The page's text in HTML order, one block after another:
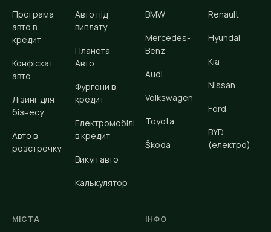
Програма
авто в
кредит
Конфіскат
авто
Лізинг для
бізнесу
Авто в
розстрочку
Авто під
виплату
Планета
Авто
Фургони в
кредит
Електромобілі
в кредит
Викуп авто
Калькулятор
BMW
Mercedes-
Benz
Audi
Volkswagen
Toyota
Škoda
Renault
Hyundai
Kia
Nissan
Ford
BYD
(електро)
МІСТА ІНФО